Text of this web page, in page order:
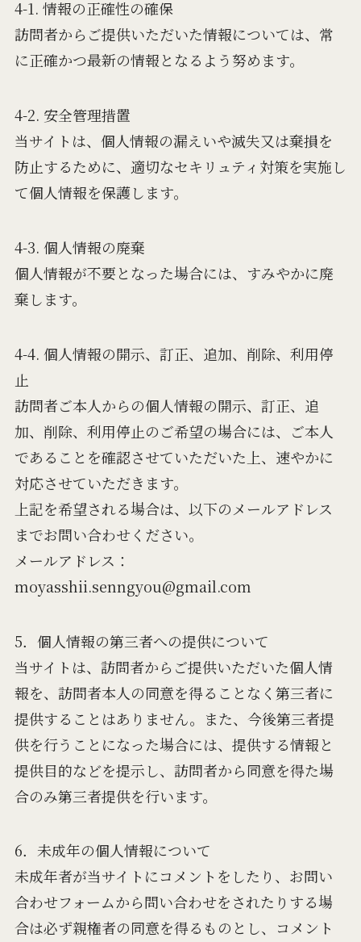
4-1. 情報の正確性の確保
訪問者からご提供いただいた情報については、常
に正確かつ最新の情報となるよう努めます。
4-2. 安全管理措置
当サイトは、個人情報の漏えいや滅失又は棄損を
防止するために、適切なセキリュティ対策を実施し
て個人情報を保護します。
4-3. 個人情報の廃棄
個人情報が不要となった場合には、すみやかに廃
棄します。
4-4. 個人情報の開示、訂正、追加、削除、利用停
止
訪問者ご本人からの個人情報の開示、訂正、追
加、削除、利用停止のご希望の場合には、ご本人
であることを確認させていただいた上、速やかに
対応させていただきます。
上記を希望される場合は、以下のメールアドレス
までお問い合わせください。
メールアドレス：
moyasshii.senngyou@gmail.com
5．個人情報の第三者への提供について
当サイトは、訪問者からご提供いただいた個人情
報を、訪問者本人の同意を得ることなく第三者に
提供することはありません。また、今後第三者提
供を行うことになった場合には、提供する情報と
提供目的などを提示し、訪問者から同意を得た場
合のみ第三者提供を行います。
6．未成年の個人情報について
未成年者が当サイトにコメントをしたり、お問い
合わせフォームから問い合わせをされたりする場
合は必ず親権者の同意を得るものとし、コメント